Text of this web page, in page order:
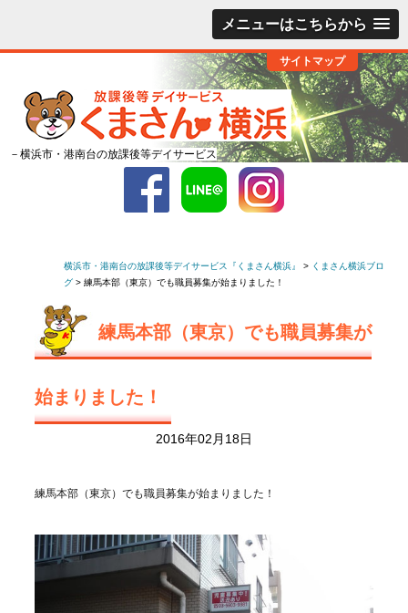
メニューはこちらから
サイトマップ
－横浜市・港南台の放課後等デイサービス
横浜市・港南台の放課後等デイサービス『くまさん横浜』 > くまさん横浜ブロ
グ > 練馬本部（東京）でも職員募集が始まりました！
練馬本部（東京）でも職員募集が
始まりました！
2016年02月18日
練馬本部（東京）でも職員募集が始まりました！